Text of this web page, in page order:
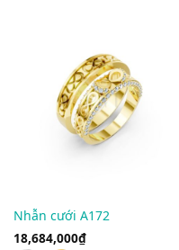
Nhẫn cưới A172
18,684,000₫